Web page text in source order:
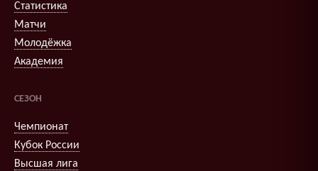
Статистика
Матчи
Молодёжка
Академия
СЕЗОН
Чемпионат
Кубок России
Высшая лига